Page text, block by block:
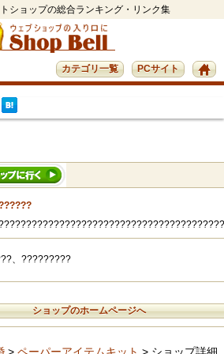
ショップの総合ランキング・リンク集
PCサイト
カテゴリ一覧
、?????????
ショップのホームページへ